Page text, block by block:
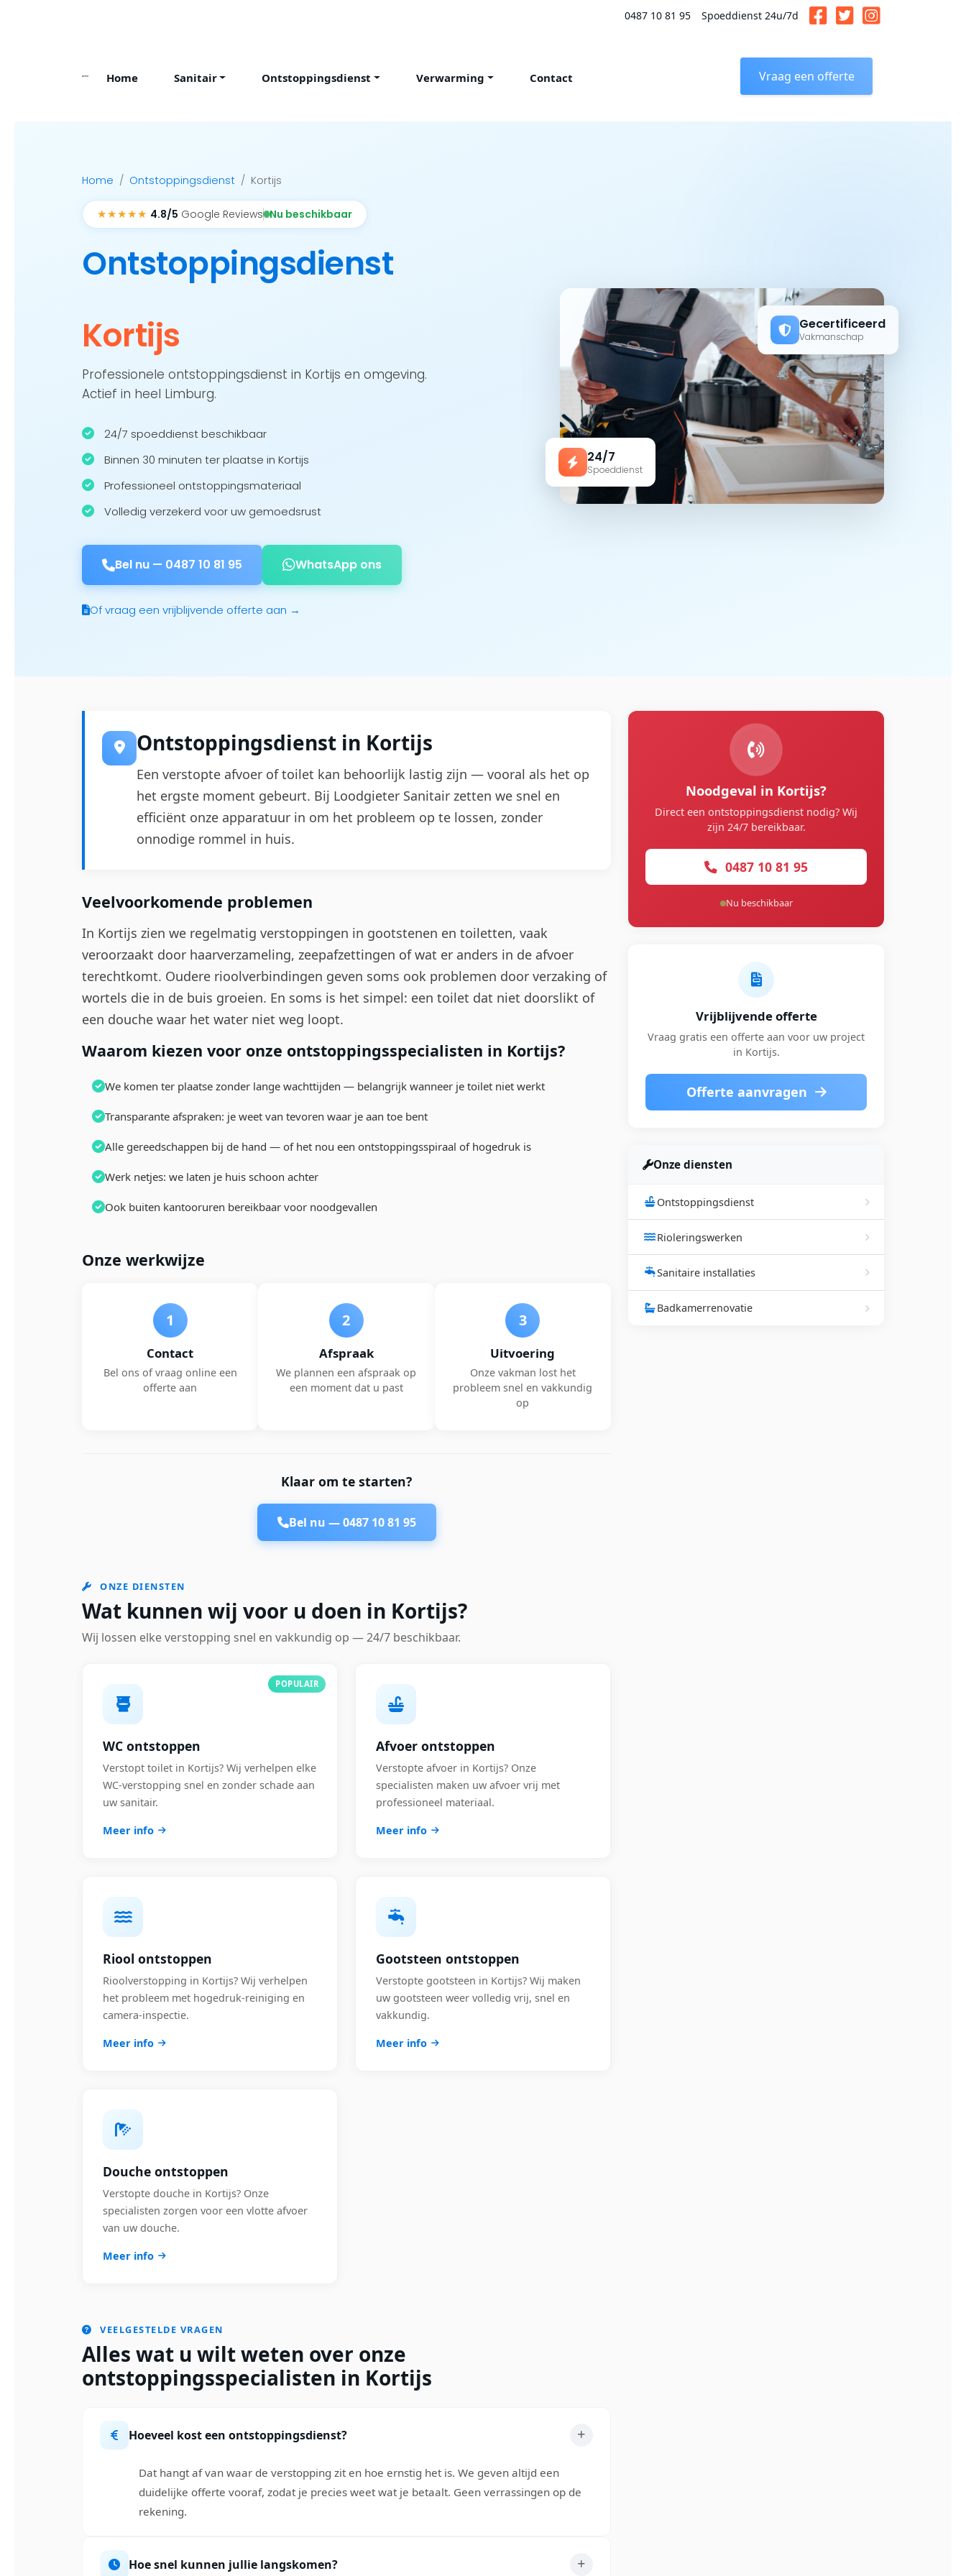
0487 10 81 95 Spoeddienst 24u/7d
Home Sanitair Ontstoppingsdienst Verwarming Contact Vraag een offerte
Home Ontstoppingsdienst Kortijs
★★★★★ 4.8/5 Google Reviews Nu beschikbaar
Ontstoppingsdienst
Kortijs
Professionele ontstoppingsdienst in Kortijs en omgeving.
Actief in heel Limburg.
24/7 spoeddienst beschikbaar
Binnen 30 minuten ter plaatse in Kortijs
Professioneel ontstoppingsmateriaal
Volledig verzekerd voor uw gemoedsrust
Bel nu — 0487 10 81 95 WhatsApp ons
Of vraag een vrijblijvende offerte aan →
24/7
Spoeddienst
Gecertificeerd
Vakmanschap
Ontstoppingsdienst in Kortijs
Een verstopte afvoer of toilet kan behoorlijk lastig zijn — vooral als het op
het ergste moment gebeurt. Bij Loodgieter Sanitair zetten we snel en
efficiënt onze apparatuur in om het probleem op te lossen, zonder
onnodige rommel in huis.
Veelvoorkomende problemen
In Kortijs zien we regelmatig verstoppingen in gootstenen en toiletten, vaak
veroorzaakt door haarverzameling, zeepafzettingen of wat er anders in de afvoer
terechtkomt. Oudere rioolverbindingen geven soms ook problemen door verzaking of
wortels die in de buis groeien. En soms is het simpel: een toilet dat niet doorslikt of
een douche waar het water niet weg loopt.
Waarom kiezen voor onze ontstoppingsspecialisten in Kortijs?
We komen ter plaatse zonder lange wachttijden — belangrijk wanneer je toilet niet werkt
Transparante afspraken: je weet van tevoren waar je aan toe bent
Alle gereedschappen bij de hand — of het nou een ontstoppingsspiraal of hogedruk is
Werk netjes: we laten je huis schoon achter
Ook buiten kantooruren bereikbaar voor noodgevallen
Onze werkwijze
1
Contact
Bel ons of vraag online een
offerte aan
2
Afspraak
We plannen een afspraak op
een moment dat u past
3
Uitvoering
Onze vakman lost het
probleem snel en vakkundig
op
Klaar om te starten?
Bel nu —0487 10 81 95
ONZE DIENSTEN
Wat kunnen wij voor u doen in Kortijs?
Wij lossen elke verstopping snel en vakkundig op — 24/7 beschikbaar.
POPULAIR
WC ontstoppen
Verstopt toilet in Kortijs? Wij verhelpen elke
WC-verstopping snel en zonder schade aan
uw sanitair.
Meer info
Afvoer ontstoppen
Verstopte afvoer in Kortijs? Onze
specialisten maken uw afvoer vrij met
professioneel materiaal.
Meer info
Riool ontstoppen
Rioolverstopping in Kortijs? Wij verhelpen
het probleem met hogedruk-reiniging en
camera-inspectie.
Meer info
Gootsteen ontstoppen
Verstopte gootsteen in Kortijs? Wij maken
uw gootsteen weer volledig vrij, snel en
vakkundig.
Meer info
Douche ontstoppen
Verstopte douche in Kortijs? Onze
specialisten zorgen voor een vlotte afvoer
van uw douche.
Meer info
VEELGESTELDE VRAGEN
Alles wat u wilt weten over onze
ontstoppingsspecialisten in Kortijs
Hoeveel kost een ontstoppingsdienst?
Dat hangt af van waar de verstopping zit en hoe ernstig het is. We geven altijd een
duidelijke offerte vooraf, zodat je precies weet wat je betaalt. Geen verrassingen op de
rekening.
Hoe snel kunnen jullie langskomen?
Noodgeval in Kortijs?
Direct een ontstoppingsdienst nodig? Wij
zijn 24/7 bereikbaar.
0487 10 81 95
Nu beschikbaar
Vrijblijvende offerte
Vraag gratis een offerte aan voor uw project
in Kortijs.
Offerte aanvragen
Onze diensten
Ontstoppingsdienst
Rioleringswerken
Sanitaire installaties
Badkamerrenovatie